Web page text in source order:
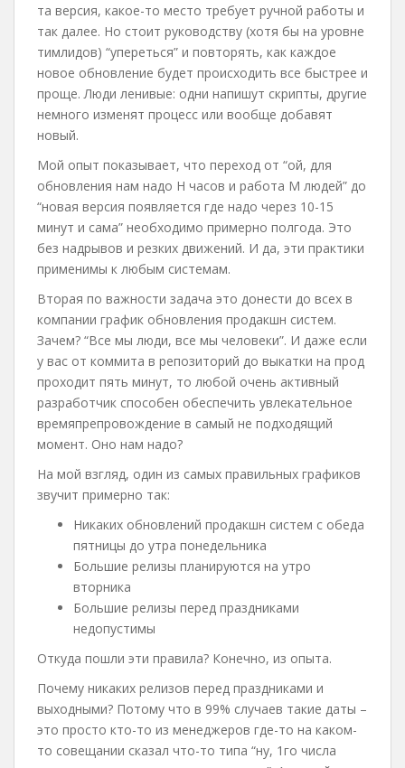
та версия, какое-то место требует ручной работы и
так далее. Но стоит руководству (хотя бы на уровне
тимлидов) “упереться” и повторять, как каждое
новое обновление будет происходить все быстрее и
проще. Люди ленивые: одни напишут скрипты, другие
немного изменят процесс или вообще добавят
новый.
Мой опыт показывает, что переход от “ой, для
обновления нам надо Н часов и работа М людей” до
“новая версия появляется где надо через 10-15
минут и сама” необходимо примерно полгода. Это
без надрывов и резких движений. И да, эти практики
применимы к любым системам.
Вторая по важности задача это донести до всех в
компании график обновления продакшн систем.
Зачем? “Все мы люди, все мы человеки”. И даже если
у вас от коммита в репозиторий до выкатки на прод
проходит пять минут, то любой очень активный
разработчик способен обеспечить увлекательное
времяпрепровождение в самый не подходящий
момент. Оно нам надо?
На мой взгляд, один из самых правильных графиков
звучит примерно так:
Никаких обновлений продакшн систем с обеда
пятницы до утра понедельника
Большие релизы планируются на утро
вторника
Большие релизы перед праздниками
недопустимы
Откуда пошли эти правила? Конечно, из опыта.
Почему никаких релизов перед праздниками и
выходными? Потому что в 99% случаев такие даты –
это просто кто-то из менеджеров где-то на каком-
то совещании сказал что-то типа “ну, 1го числа